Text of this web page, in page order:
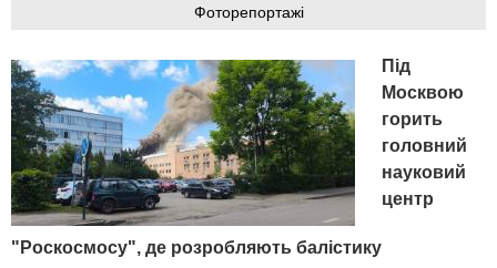
Фоторепортажі
Під
Москвою
горить
головний
науковий
центр
"Роскосмосу", де розробляють балістику